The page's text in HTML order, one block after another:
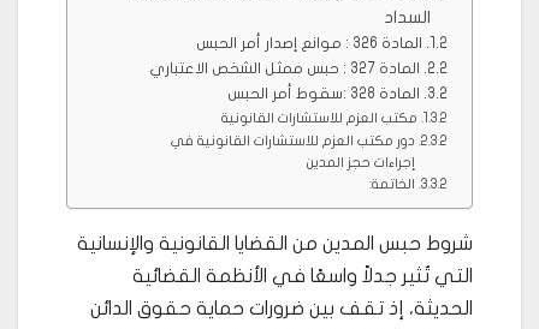
السداد
المادة 326 : موانع إصدار أمر الحبس
المادة 327 : حبس ممثل الشخص الاعتباري
المادة 328 :سقوط أمر الحبس
مكتب العزم للاستشارات القانونية
دور مكتب العزم للاستشارات القانونية في
إجراءات حجز المدين
الخاتمة:
شروط حبس المدين من القضايا القانونية والإنسانية
التي تُثير جدلاً واسعًا في الأنظمة القضائية
الحديثة، إذ تقف بين ضرورات حماية حقوق الدائن